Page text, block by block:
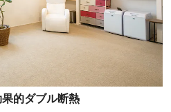
的ダブル断熱